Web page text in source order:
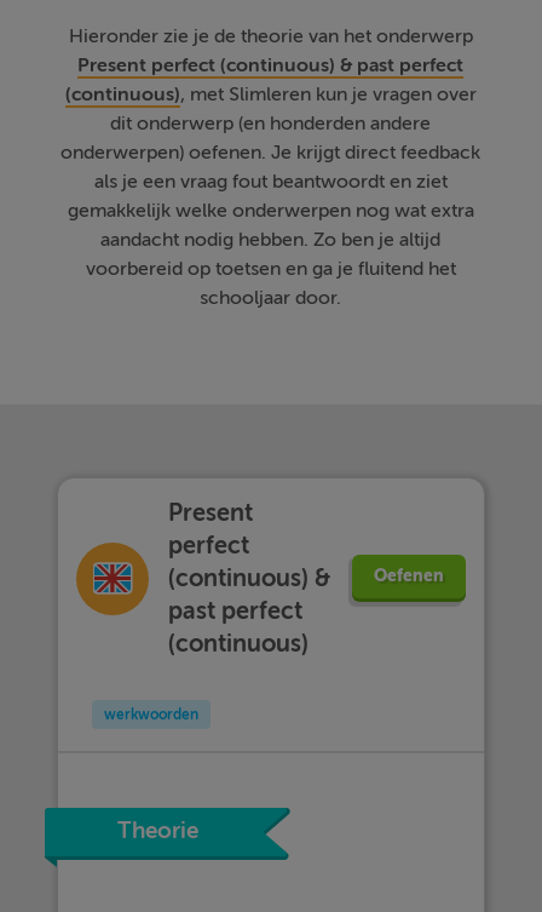
Hieronder zie je de theorie van het onderwerp
Present perfect (continuous) & past perfect
(continuous), met Slimleren kun je vragen over
dit onderwerp (en honderden andere
onderwerpen) oefenen. Je krijgt direct feedback
als je een vraag fout beantwoordt en ziet
gemakkelijk welke onderwerpen nog wat extra
aandacht nodig hebben. Zo ben je altijd
voorbereid op toetsen en ga je fluitend het
schooljaar door.
Present
perfect
(continuous) &
past perfect
(continuous)
Oefenen
werkwoorden
Theorie